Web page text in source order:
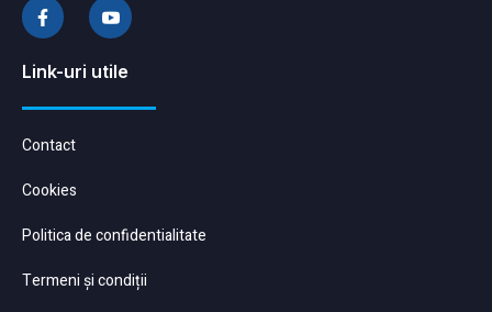
Link-uri utile
Contact
Cookies
Politica de confidentialitate
Termeni și condiții